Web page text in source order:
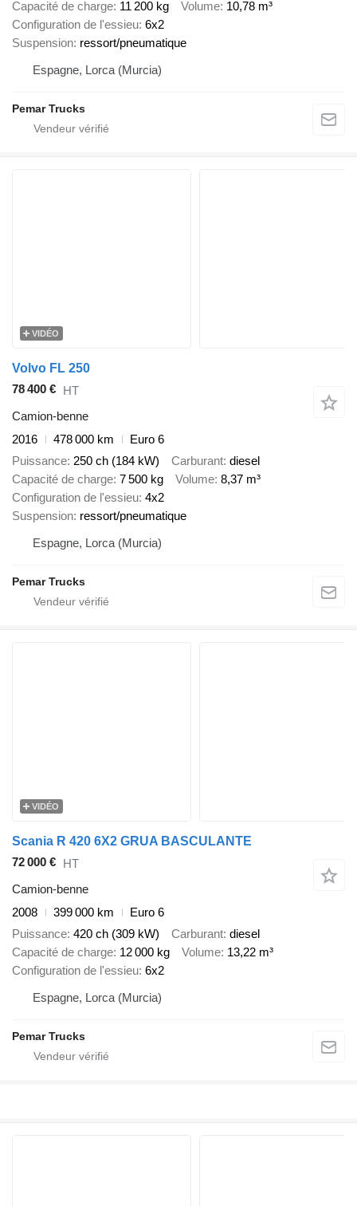
Capacité de charge 11 200 kg Volume 10,78 m³
Configuration de l'essieu 6x2
Suspension ressort/pneumatique
Espagne, Lorca (Murcia)
Pemar Trucks
VIDÉO
Volvo FL 250
78 400 € HT
Camion-benne
2016
478 000 km
Euro 6
Puissance 250 ch (184 kW) Carburant diesel
Capacité de charge 7 500 kg Volume 8,37 m³
Configuration de l'essieu 4x2
Suspension ressort/pneumatique
Espagne, Lorca (Murcia)
Pemar Trucks
VIDÉO
Scania R 420 6X2 GRUA BASCULANTE
72 000 € HT
Camion-benne
2008
399 000 km
Euro 6
Puissance 420 ch (309 kW) Carburant diesel
Capacité de charge 12 000 kg Volume 13,22 m³
Configuration de l'essieu 6x2
Espagne, Lorca (Murcia)
Pemar Trucks